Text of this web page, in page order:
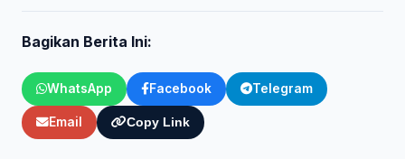
Bagikan Berita Ini:
WhatsApp Facebook Telegram
Email Copy Link